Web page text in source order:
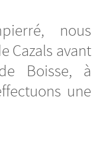
nous
Cazals avant
Boisse, à
une